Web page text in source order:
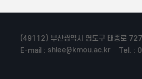
(49112) 부산광역시 영도구 태종로
E-mail : shlee@kmou.ac.kr Tel. :